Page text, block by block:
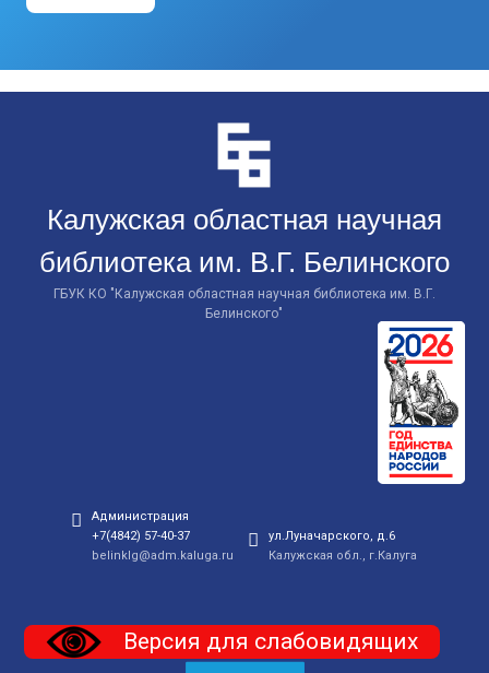
Калужская областная научная
библиотека им. В.Г. Белинского
ГБУК КО "Калужская областная научная библиотека им. В.Г.
Белинского"
Администрация
+7(4842) 57-40-37
belinklg@adm.kaluga.ru
ул.Луначарского, д.6
Калужская обл., г.Калуга
Версия для слабовидящих